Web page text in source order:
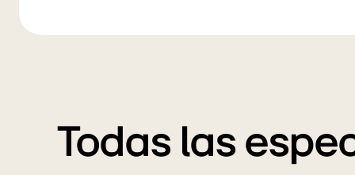
Todas las